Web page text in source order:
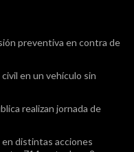
preventiva en contra de
en un vehículo sin
realizan jornada de
distintas acciones